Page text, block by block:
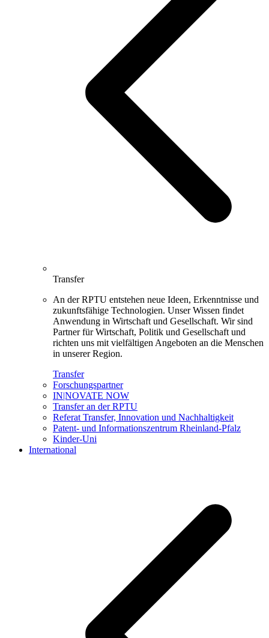
Transfer
An der RPTU entstehen neue Ideen, Erkenntnisse und
zukunftsfähige Technologien. Unser Wissen findet
Anwendung in Wirtschaft und Gesellschaft. Wir sind
Partner für Wirtschaft, Politik und Gesellschaft und
richten uns mit vielfältigen Angeboten an die Menschen
in unserer Region.
Transfer
Forschungspartner
IN|NOVATE NOW
Transfer an der RPTU
Referat Transfer, Innovation und Nachhaltigkeit
Patent- und Informationszentrum Rheinland-Pfalz
Kinder-Uni
International